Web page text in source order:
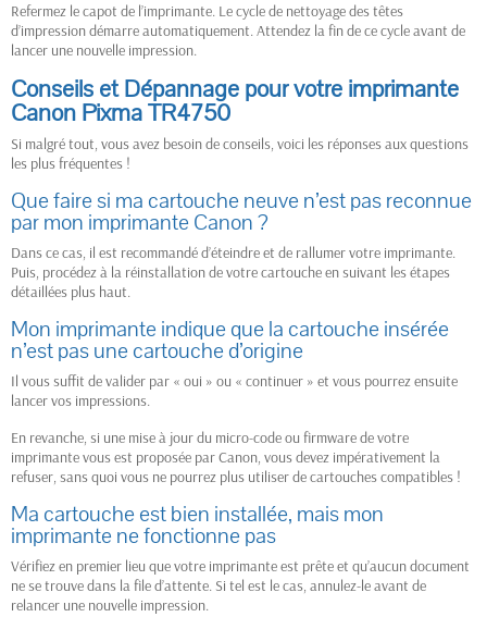
Refermez le capot de l’imprimante. Le cycle de nettoyage des têtes
d’impression démarre automatiquement. Attendez la fin de ce cycle avant de
lancer une nouvelle impression.
Conseils et Dépannage pour votre imprimante
Canon Pixma TR4750
Si malgré tout, vous avez besoin de conseils, voici les réponses aux questions
les plus fréquentes !
Que faire si ma cartouche neuve n’est pas reconnue
par mon imprimante Canon ?
Dans ce cas, il est recommandé d’éteindre et de rallumer votre imprimante.
Puis, procédez à la réinstallation de votre cartouche en suivant les étapes
détaillées plus haut.
Mon imprimante indique que la cartouche insérée
n’est pas une cartouche d’origine
Il vous suffit de valider par « oui » ou « continuer » et vous pourrez ensuite
lancer vos impressions.
En revanche, si une mise à jour du micro-code ou firmware de votre
imprimante vous est proposée par Canon, vous devez impérativement la
refuser, sans quoi vous ne pourrez plus utiliser de cartouches compatibles !
Ma cartouche est bien installée, mais mon
imprimante ne fonctionne pas
Vérifiez en premier lieu que votre imprimante est prête et qu’aucun document
ne se trouve dans la file d’attente. Si tel est le cas, annulez-le avant de
relancer une nouvelle impression.